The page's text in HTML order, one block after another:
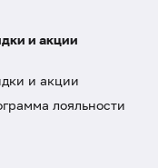
и акции
и акции
лояльности